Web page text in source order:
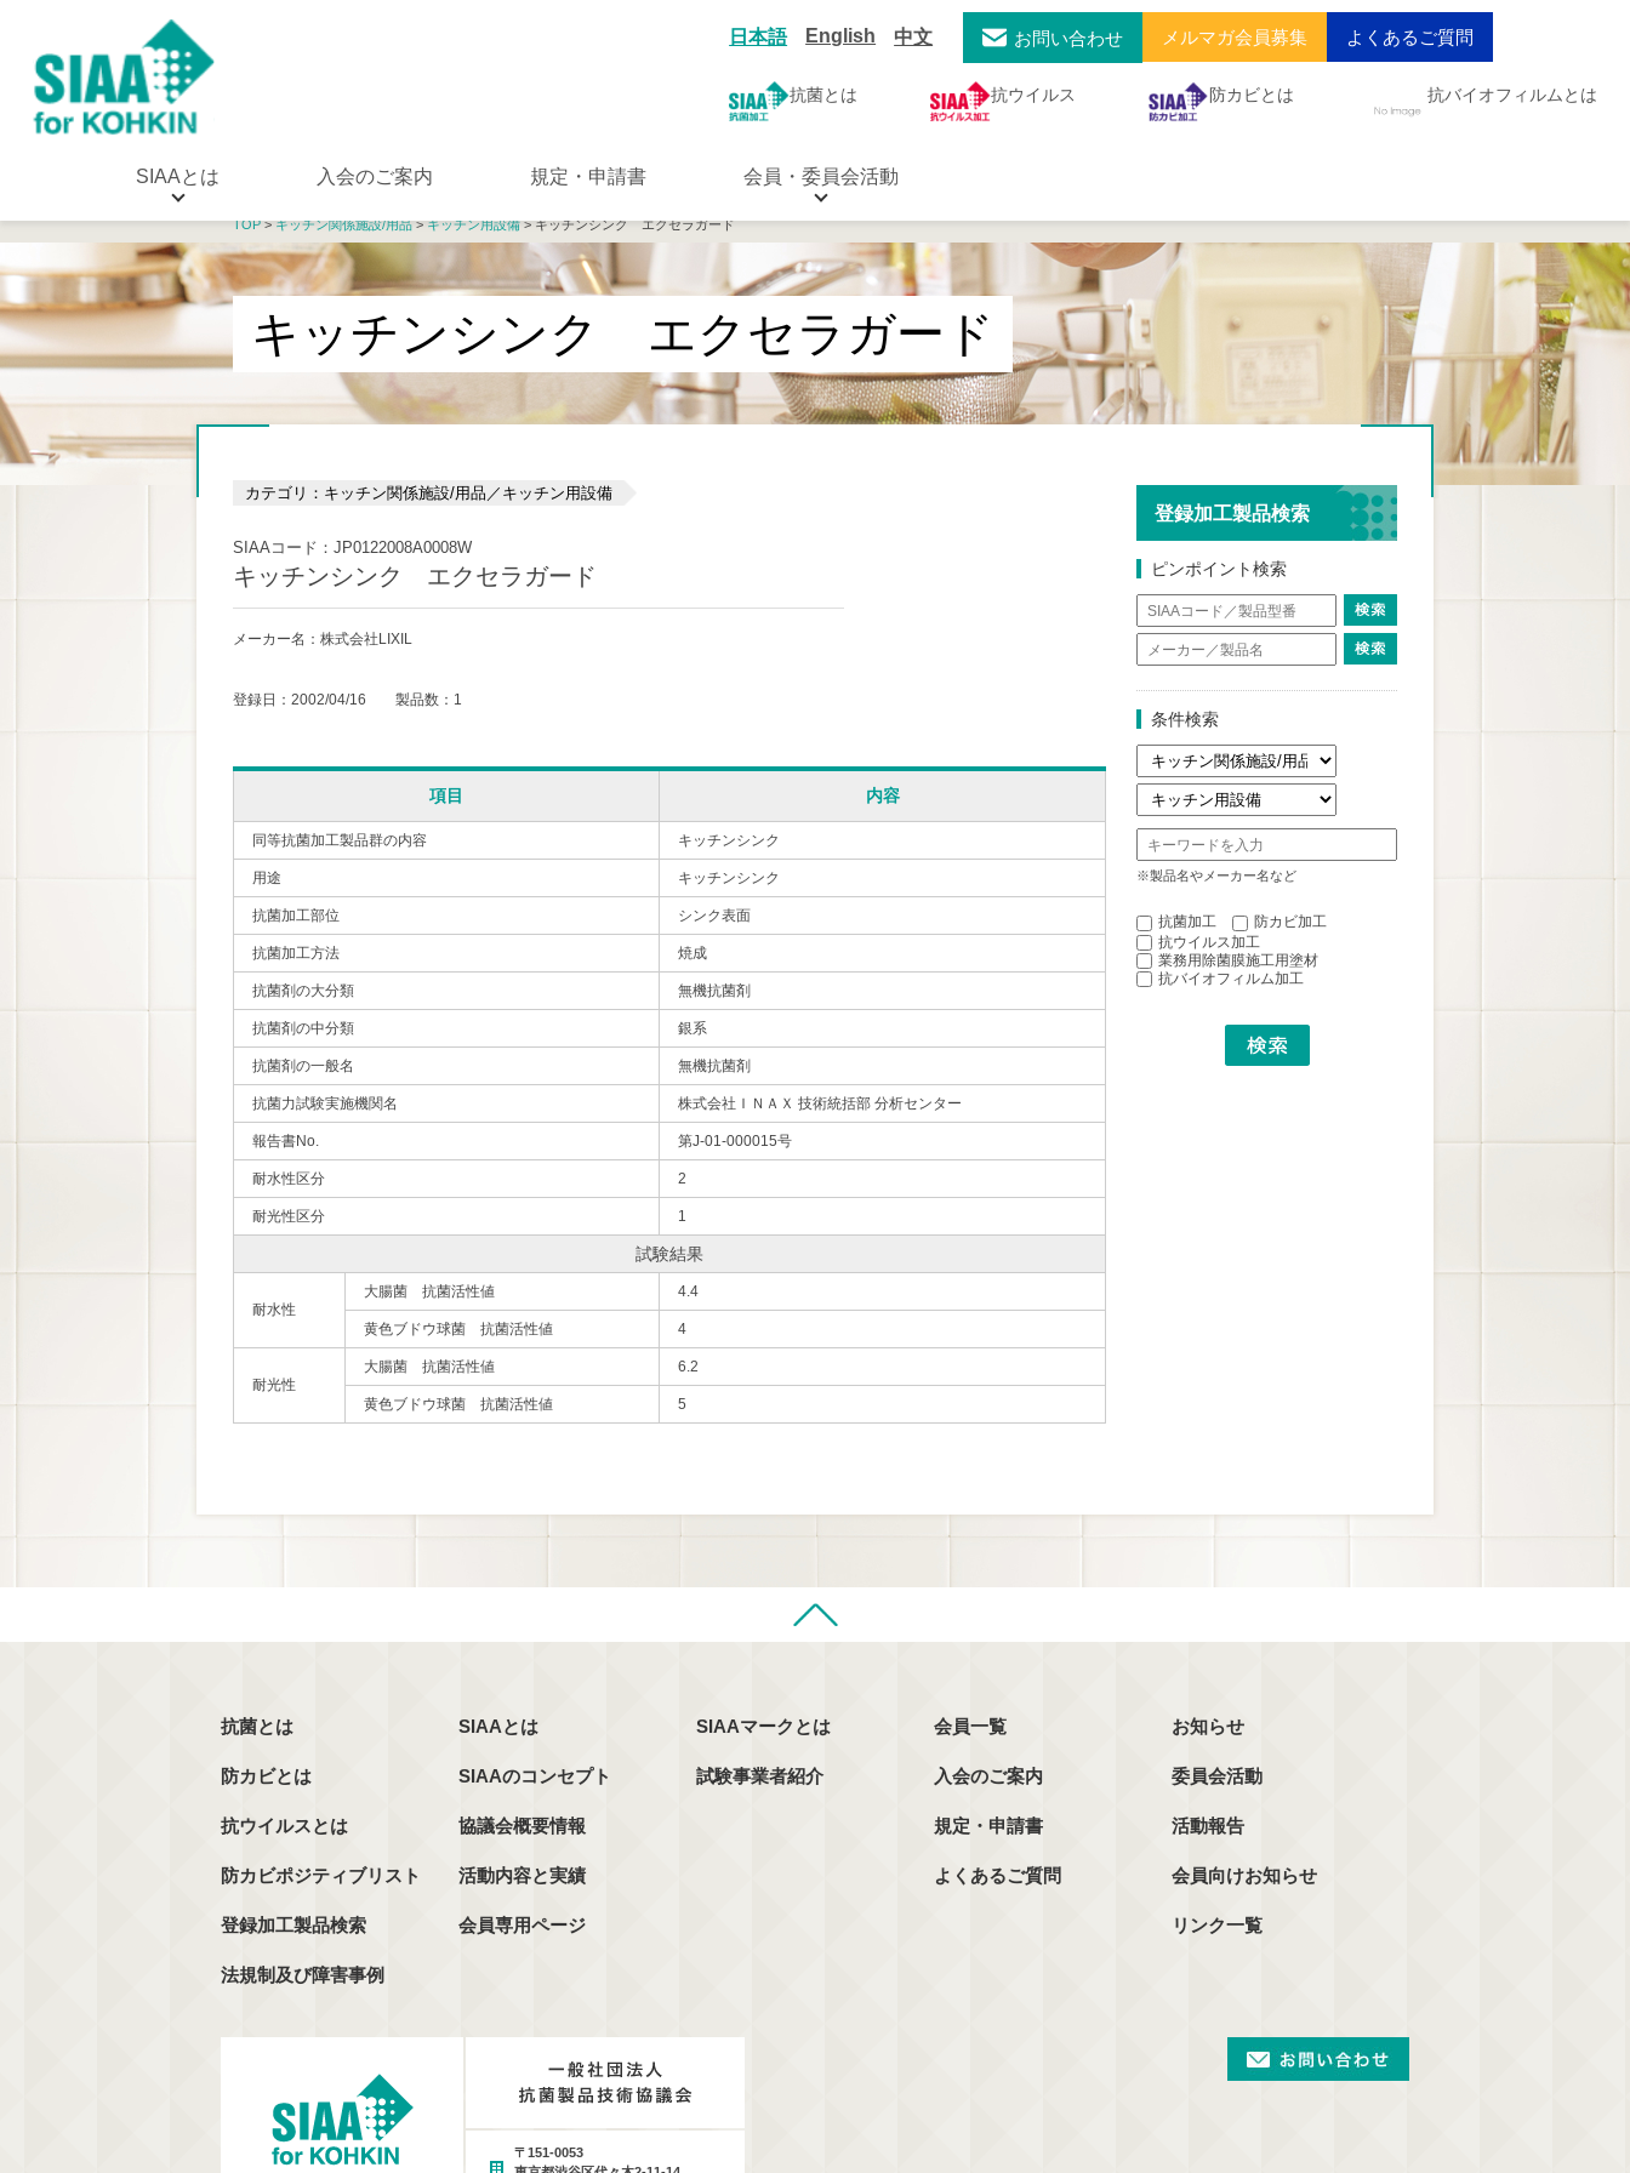
日本語 English 中文 お問い合わせ メルマガ会員募集 よくあるご質問
抗菌とは 抗ウイルス 防カビとは 抗バイオフィルムとは
SIAAとは 入会のご案内 規定・申請書 会員・委員会活動
TOP>キッチン関係施設/用品>キッチン用設備> キッチンシンク エクセラガード
キッチンシンク エクセラガード
カテゴリ：キッチン関係施設/用品／キッチン用設備
SIAAコード：JP0122008A0008W
キッチンシンク エクセラガード
メーカー名：株式会社LIXIL
登録日：2002/04/16 製品数：1
項目 内容
同等抗菌加工製品群の内容 キッチンシンク
用途 キッチンシンク
抗菌加工部位 シンク表面
抗菌加工方法 焼成
抗菌剤の大分類 無機抗菌剤
抗菌剤の中分類 銀系
抗菌剤の一般名 無機抗菌剤
抗菌力試験実施機関名 株式会社ＩＮＡＸ 技術統括部 分析センター
報告書No. 第J-01-000015号
耐水性区分 2
耐光性区分 1
試験結果
耐水性
大腸菌 抗菌活性値 4.4
黄色ブドウ球菌 抗菌活性値 4
耐光性
大腸菌 抗菌活性値 6.2
黄色ブドウ球菌 抗菌活性値 5
登録加工製品検索
ピンポイント検索
条件検索
※製品名やメーカー名など
抗菌加工
防カビ加工
抗ウイルス加工
業務用除菌膜施工用塗材
抗バイオフィルム加工
抗菌とは
防カビとは
抗ウイルスとは
防カビポジティブリスト
登録加工製品検索
法規制及び障害事例
SIAAとは
SIAAのコンセプト
協議会概要情報
活動内容と実績
会員専用ページ
SIAAマークとは
試験事業者紹介
会員一覧
入会のご案内
規定・申請書
よくあるご質問
お知らせ
委員会活動
活動報告
会員向けお知らせ
リンク一覧
〒151-0053